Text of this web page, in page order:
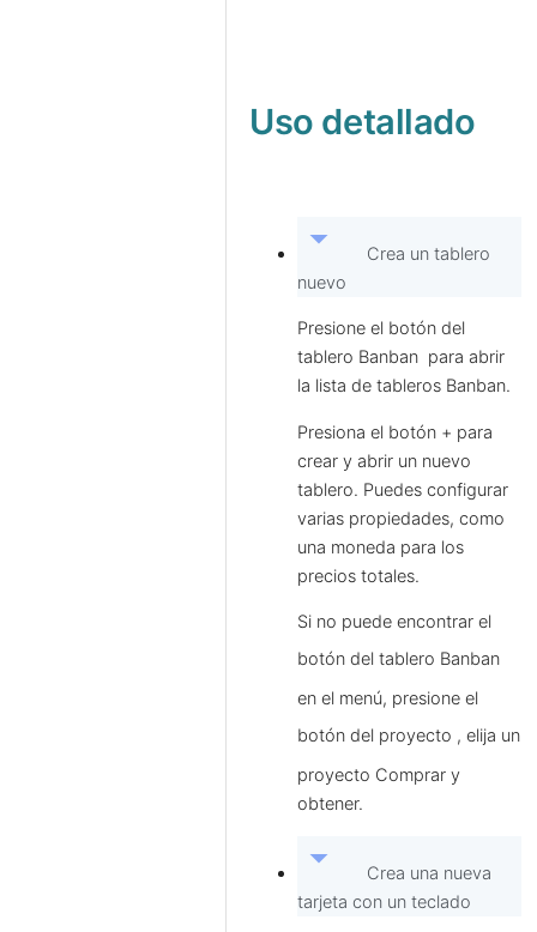
Uso detallado
arrow_drop_down
Crea un tablero
nuevo
Presione el botón del
tablero Banban para abrir
la lista de tableros Banban.
Presiona el botón + para
crear y abrir un nuevo
tablero. Puedes configurar
varias propiedades, como
una moneda para los
precios totales.
Si no puede encontrar el
botón del tablero Banban
en el menú, presione el
botón del proyecto , elija un
proyecto Comprar y
obtener.
arrow_drop_down
Crea una nueva
tarjeta con un teclado